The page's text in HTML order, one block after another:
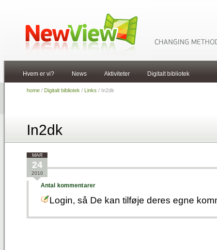
Hvem er vi? News Aktiviteter Digitalt bibliotek
home / Digitalt bibliotek / Links / In2dk
In2dk
MAR
24
2010
Antal kommentarer
Login, så De kan tilføje deres egne